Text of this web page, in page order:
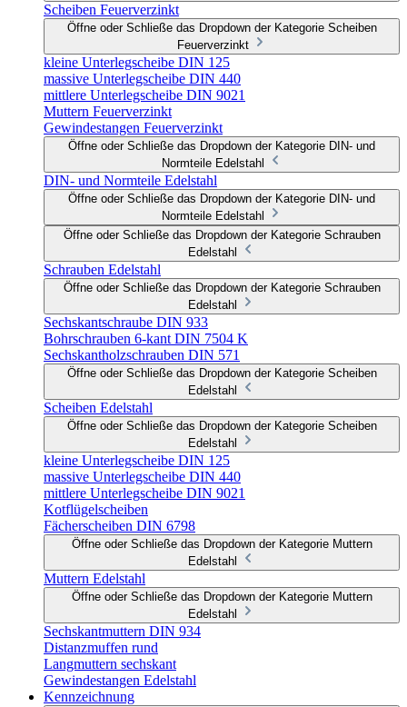
Scheiben Feuerverzinkt
Öffne oder Schließe das Dropdown der Kategorie Scheiben
Feuerverzinkt
kleine Unterlegscheibe DIN 125
massive Unterlegscheibe DIN 440
mittlere Unterlegscheibe DIN 9021
Muttern Feuerverzinkt
Gewindestangen Feuerverzinkt
Öffne oder Schließe das Dropdown der Kategorie DIN- und
Normteile Edelstahl
DIN- und Normteile Edelstahl
Öffne oder Schließe das Dropdown der Kategorie DIN- und
Normteile Edelstahl
Öffne oder Schließe das Dropdown der Kategorie Schrauben
Edelstahl
Schrauben Edelstahl
Öffne oder Schließe das Dropdown der Kategorie Schrauben
Edelstahl
Sechskantschraube DIN 933
Bohrschrauben 6-kant DIN 7504 K
Sechskantholzschrauben DIN 571
Öffne oder Schließe das Dropdown der Kategorie Scheiben
Edelstahl
Scheiben Edelstahl
Öffne oder Schließe das Dropdown der Kategorie Scheiben
Edelstahl
kleine Unterlegscheibe DIN 125
massive Unterlegscheibe DIN 440
mittlere Unterlegscheibe DIN 9021
Kotflügelscheiben
Fächerscheiben DIN 6798
Öffne oder Schließe das Dropdown der Kategorie Muttern
Edelstahl
Muttern Edelstahl
Öffne oder Schließe das Dropdown der Kategorie Muttern
Edelstahl
Sechskantmuttern DIN 934
Distanzmuffen rund
Langmuttern sechskant
Gewindestangen Edelstahl
Kennzeichnung